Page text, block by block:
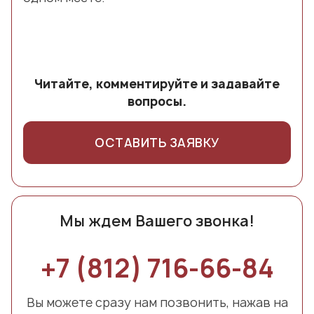
Читайте, комментируйте и задавайте
вопросы.
ОСТАВИТЬ ЗАЯВКУ
Мы ждем Вашего звонка!
+7 (812) 716-66-84
Вы можете сразу нам позвонить, нажав на